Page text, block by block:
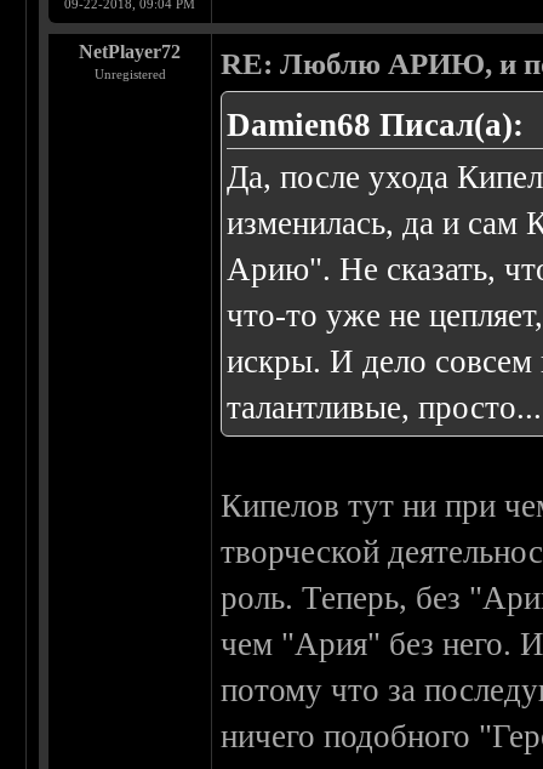
09-22-2018, 09:04 PM
NetPlayer72
Unregistered RE: Люблю АРИЮ, и
Damien68 Писал(а):
Да, после ухода
изменилась, да и сам
Арию". Не сказать,
что-то уже не
искры. И дело совсем
талантливые,
Кипелов тут ни при
творческой
роль. Теперь, без
чем "Ария" без него.
потому что за
ничего подобного